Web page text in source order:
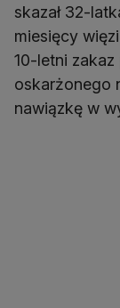
skazał 32-
miesięcy
10-letni zakaz
oskarżonego
nawiązkę w